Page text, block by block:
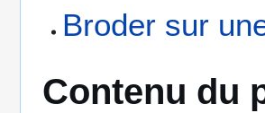
Broder sur
Contenu du